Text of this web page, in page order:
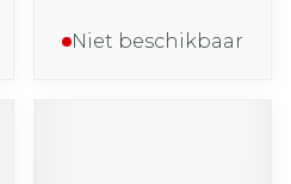
Niet beschikbaar